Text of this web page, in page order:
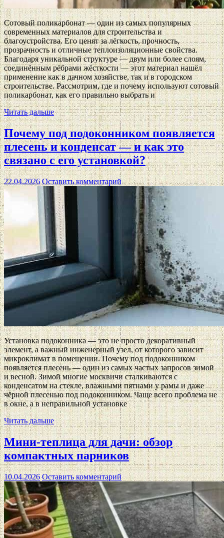
Сотовый поликарбонат — один из самых популярных
современных материалов для строительства и
благоустройства. Его ценят за лёгкость, прочность,
прозрачность и отличные теплоизоляционные свойства.
Благодаря уникальной структуре — двум или более слоям,
соединённым рёбрами жёсткости — этот материал нашёл
применение как в дачном хозяйстве, так и в городском
строительстве. Рассмотрим, где и почему используют сотовый
поликарбонат, как его правильно выбрать и
Читать дальше
Почему под подоконником появляется
плесень и конденсат — и как это
связано с его установкой?
22.04.2026 Оставить комментарий
Установка подоконника — это не просто декоративный
элемент, а важный инженерный узел, от которого зависит
микроклимат в помещении. Почему под подоконником
появляется плесень — один из самых частых запросов зимой
и весной. Зимой многие москвичи сталкиваются с
конденсатом на стекле, влажными пятнами у рамы и даже
чёрной плесенью под подоконником. Чаще всего проблема не
в окне, а в неправильной установке
Читать дальше
Мини-теплица для дачи: обзор
компактных парников
10.04.2026 Оставить комментарий